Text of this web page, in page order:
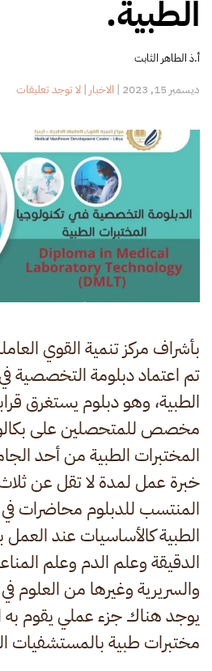
الطبية.
أ.ذ الطاهر الثابت
ديسمبر 15, 2023 | الاخبار |لا توجد تعليقاتعلى
بأشراف مركز تنمية القوي
تم اعتماد دبلومة التخصصية
الطبية، وهو دبلوم يستغرق
مخصص للمتحصلين على
المختبرات الطبية من أحد
خبرة عمل لمدة لا تقل عن
المنتسب للدبلوم محاضرات
الطبية كالأساسيات عند العمل
الدقيقة وعلم الدم وعلم
والسريرية وغيرها من العلوم
يوجد هناك جزء عملي يقوم
مختبرات طبية بالمستشفيات